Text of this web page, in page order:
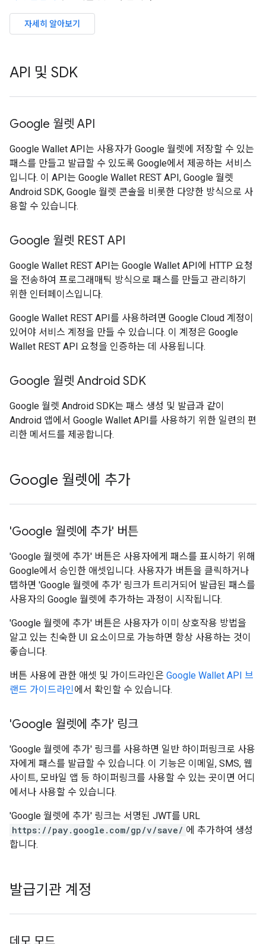
자세히 알아보기
API 및 SDK
Google 월렛 API
Google Wallet API는 사용자가 Google 월렛에 저장할 수 있는
패스를 만들고 발급할 수 있도록 Google에서 제공하는 서비스
입니다. 이 API는 Google Wallet REST API, Google 월렛
Android SDK, Google 월렛 콘솔을 비롯한 다양한 방식으로 사
용할 수 있습니다.
Google 월렛 REST API
Google Wallet REST API는 Google Wallet API에 HTTP 요청
을 전송하여 프로그래매틱 방식으로 패스를 만들고 관리하기
위한 인터페이스입니다.
Google Wallet REST API를 사용하려면 Google Cloud 계정이
있어야 서비스 계정을 만들 수 있습니다. 이 계정은 Google
Wallet REST API 요청을 인증하는 데 사용됩니다.
Google 월렛 Android SDK
Google 월렛 Android SDK는 패스 생성 및 발급과 같이
Android 앱에서 Google Wallet API를 사용하기 위한 일련의 편
리한 메서드를 제공합니다.
Google 월렛에 추가
'Google 월렛에 추가' 버튼
'Google 월렛에 추가' 버튼은 사용자에게 패스를 표시하기 위해
Google에서 승인한 애셋입니다. 사용자가 버튼을 클릭하거나
탭하면 'Google 월렛에 추가' 링크가 트리거되어 발급된 패스를
사용자의 Google 월렛에 추가하는 과정이 시작됩니다.
'Google 월렛에 추가' 버튼은 사용자가 이미 상호작용 방법을
알고 있는 친숙한 UI 요소이므로 가능하면 항상 사용하는 것이
좋습니다.
버튼 사용에 관한 애셋 및 가이드라인은 Google Wallet API 브
랜드 가이드라인에서 확인할 수 있습니다.
'Google 월렛에 추가' 링크
'Google 월렛에 추가' 링크를 사용하면 일반 하이퍼링크로 사용
자에게 패스를 발급할 수 있습니다. 이 기능은 이메일, SMS, 웹
사이트, 모바일 앱 등 하이퍼링크를 사용할 수 있는 곳이면 어디
에서나 사용할 수 있습니다.
'Google 월렛에 추가' 링크는 서명된 JWT를 URL
https://pay.google.com/gp/v/save/ 에 추가하여 생성
합니다.
발급기관 계정